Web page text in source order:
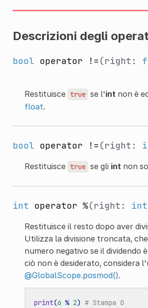
Descrizioni degli
bool operator !=(right:
Restituisce true se l'intnon è
float.
bool operator !=(right:
Restituisce true se gli intnon
int operator %(right: int
Restituisce il resto dopo aver
Utilizza la divisione troncata,
numero negativo se il dividendo
ciò non è desiderato, considera
@GlobalScope.posmod().
print(6 % 2) # Stampa 0